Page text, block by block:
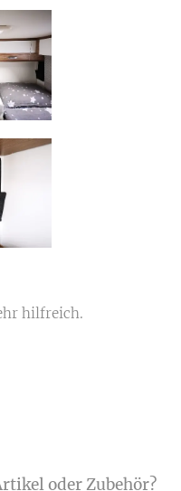
hilfreich.
oder Zubehör?